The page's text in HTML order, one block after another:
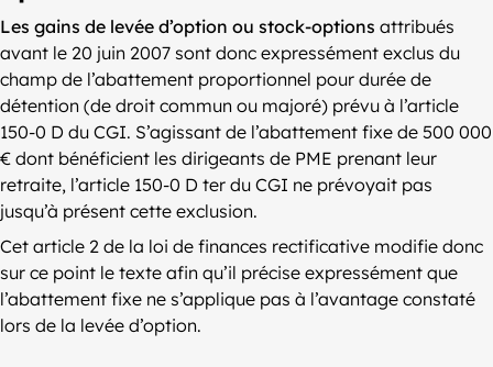
Les gains de levée d’option ou stock-options attribués
avant le 20 juin 2007 sont donc expressément exclus du
champ de l’abattement proportionnel pour durée de
détention (de droit commun ou majoré) prévu à l’article
150-0 D du CGI. S’agissant de l’abattement fixe de 500 000
€ dont bénéficient les dirigeants de PME prenant leur
retraite, l’article 150-0 D ter du CGI ne prévoyait pas
jusqu’à présent cette exclusion.
Cet article 2 de la loi de finances rectificative modifie donc
sur ce point le texte afin qu’il précise expressément que
l’abattement fixe ne s’applique pas à l’avantage constaté
lors de la levée d’option.